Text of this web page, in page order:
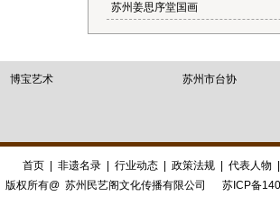
苏州姜思序堂国画
博宝艺术 苏州市台协
首页 非遗名录 行业动态 政策法规 代表人物
版权所有@ 苏州民艺阁文化传播有限公司 苏ICP备